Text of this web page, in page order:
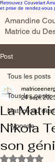
Retrouvez Couvelart
et prise de rendez-vous
Amandine
Matrice du
Post
Tous les posts
Matrice du
Hypnose
Tous les posts
La
Nikola
son
24 sept.
Noté NaN